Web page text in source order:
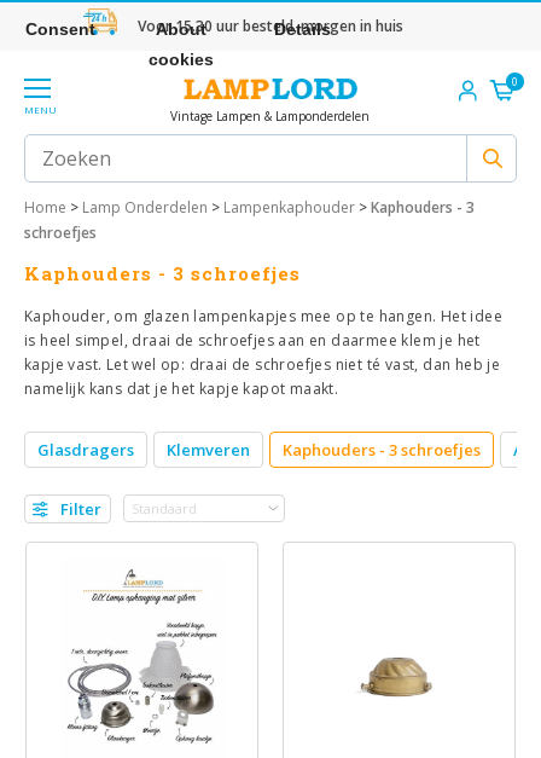
Voor 15.30 uur besteld, morgen in huis
MENU Vintage Lampen & Lamponderdelen
0
Home > Lamp Onderdelen > Lampenkaphouder >Kaphouders - 3
schroefjes
Kaphouders - 3 schroefjes
Kaphouder, om glazen lampenkapjes mee op te hangen. Het idee
is heel simpel, draai de schroefjes aan en daarmee klem je het
kapje vast. Let wel op: draai de schroefjes niet té vast, dan heb je
namelijk kans dat je het kapje kapot maakt.
Glasdragers Klemveren Kaphouders - 3 schroefjes
Filter
Consent
About
cookies
Details